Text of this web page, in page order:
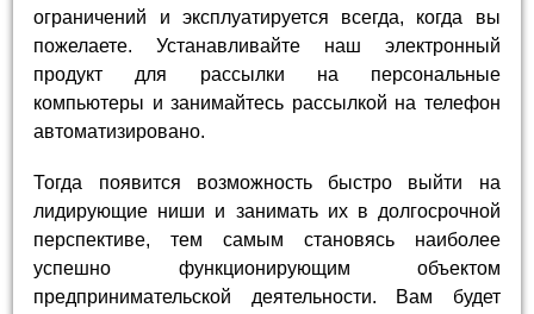
ограничений и эксплуатируется всегда, когда вы
пожелаете. Устанавливайте наш электронный
продукт для рассылки на персональные
компьютеры и занимайтесь рассылкой на телефон
автоматизировано.
Тогда появится возможность быстро выйти на
лидирующие ниши и занимать их в долгосрочной
перспективе, тем самым становясь наиболее
успешно функционирующим объектом
предпринимательской деятельности. Вам будет